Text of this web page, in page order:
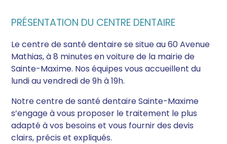
PRÉSENTATION DU CENTRE DENTAIRE
Le centre de santé dentaire se situe au 60 Avenue
Mathias, à 8 minutes en voiture de la mairie de
Sainte-Maxime. Nos équipes vous accueillent du
lundi au vendredi de 9h à 19h.
Notre centre de santé dentaire Sainte-Maxime
s’engage à vous proposer le traitement le plus
adapté à vos besoins et vous fournir des devis
clairs, précis et expliqués.